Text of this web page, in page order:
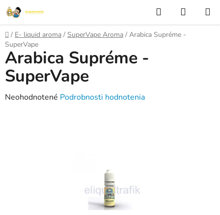
Prejsť
na
obsah
Hľadať
KOŠÍK
Domov
/ E- liquid aroma / SuperVape Aroma / Arabica Supréme -
SuperVape
Arabica Supréme -
SuperVape
Priemerné
Neohodnotené Podrobnosti hodnotenia